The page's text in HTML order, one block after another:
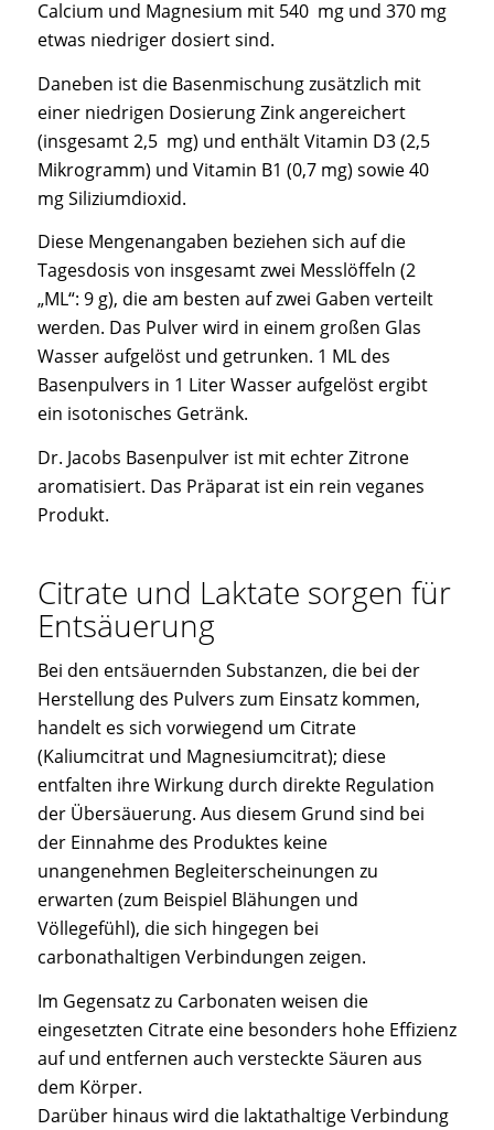
Calcium und Magnesium mit 540 mg und 370 mg
etwas niedriger dosiert sind.
Daneben ist die Basenmischung zusätzlich mit
einer niedrigen Dosierung Zink angereichert
(insgesamt 2,5 mg) und enthält Vitamin D3 (2,5
Mikrogramm) und Vitamin B1 (0,7 mg) sowie 40
mg Siliziumdioxid.
Diese Mengenangaben beziehen sich auf die
Tagesdosis von insgesamt zwei Messlöffeln (2
„ML“: 9 g), die am besten auf zwei Gaben verteilt
werden. Das Pulver wird in einem großen Glas
Wasser aufgelöst und getrunken. 1 ML des
Basenpulvers in 1 Liter Wasser aufgelöst ergibt
ein isotonisches Getränk.
Dr. Jacobs Basenpulver ist mit echter Zitrone
aromatisiert. Das Präparat ist ein rein veganes
Produkt.
Citrate und Laktate sorgen für
Entsäuerung
Bei den entsäuernden Substanzen, die bei der
Herstellung des Pulvers zum Einsatz kommen,
handelt es sich vorwiegend um Citrate
(Kaliumcitrat und Magnesiumcitrat); diese
entfalten ihre Wirkung durch direkte Regulation
der Übersäuerung. Aus diesem Grund sind bei
der Einnahme des Produktes keine
unangenehmen Begleiterscheinungen zu
erwarten (zum Beispiel Blähungen und
Völlegefühl), die sich hingegen bei
carbonathaltigen Verbindungen zeigen.
Im Gegensatz zu Carbonaten weisen die
eingesetzten Citrate eine besonders hohe Effizienz
auf und entfernen auch versteckte Säuren aus
dem Körper.
Darüber hinaus wird die laktathaltige Verbindung